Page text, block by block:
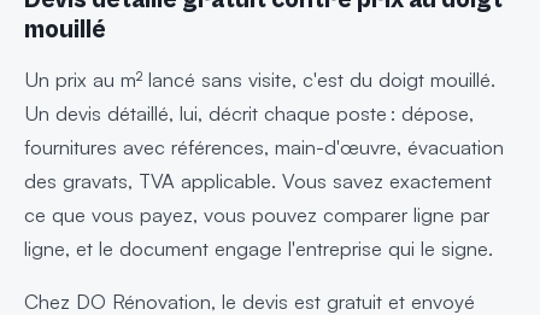
mouillé
Un prix au m² lancé sans visite, c'est du doigt mouillé.
Un devis détaillé, lui, décrit chaque poste : dépose,
fournitures avec références, main-d'œuvre, évacuation
des gravats, TVA applicable. Vous savez exactement
ce que vous payez, vous pouvez comparer ligne par
ligne, et le document engage l'entreprise qui le signe.
Chez DO Rénovation, le devis est gratuit et envoyé